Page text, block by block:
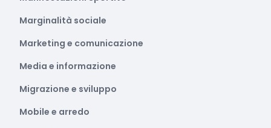
Marginalità sociale
Marketing e comunicazione
Media e informazione
Migrazione e sviluppo
Mobile e arredo